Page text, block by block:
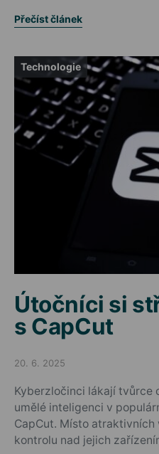
Přečíst článek
Technologie
Útočníci si
s CapCut
Posted on
20. 6. 2025
Kyberzločinci lákají tvůrce
umělé inteligenci v
CapCut. Místo
kontrolu nad jejich